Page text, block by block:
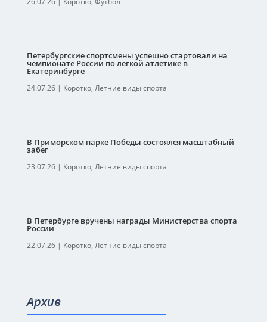
Петербургские спортсмены успешно стартовали на
чемпионате России по легкой атлетике в
Екатеринбурге
24.07.26| Коротко, Летние виды спорта
В Приморском парке Победы состоялся масштабный
забег
23.07.26| Коротко, Летние виды спорта
В Петербурге вручены награды Министерства спорта
России
22.07.26| Коротко, Летние виды спорта
Архив